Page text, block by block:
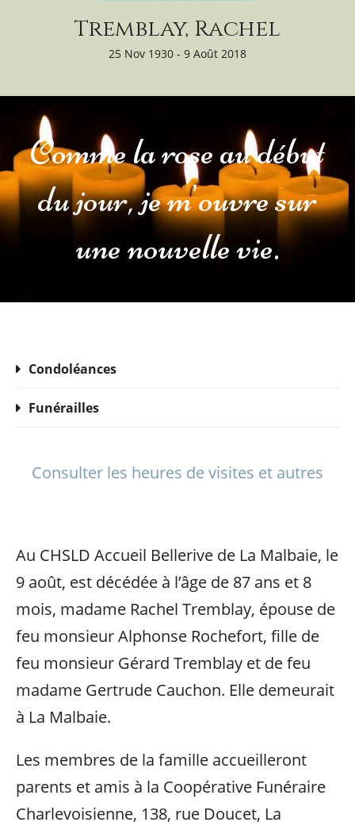
Tremblay, Rachel
25 Nov 1930 - 9 Août 2018
Comme la rose au début
du jour, je m'ouvre sur
une nouvelle vie.
Condoléances
Funérailles
Consulter les heures de visites et autres
Au CHSLD Accueil Bellerive de La Malbaie, le
9 août, est décédée à l’âge de 87 ans et 8
mois, madame Rachel Tremblay, épouse de
feu monsieur Alphonse Rochefort, fille de
feu monsieur Gérard Tremblay et de feu
madame Gertrude Cauchon. Elle demeurait
à La Malbaie.
Les membres de la famille accueilleront
parents et amis à la Coopérative Funéraire
Charlevoisienne, 138, rue Doucet, La